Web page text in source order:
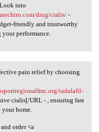
Look into
drug/cialis/-
friendly and trustworthy
performance.
pain relief by choosing
tadalafil-
cialis[/URL - , ensuring fast
home.
order <a